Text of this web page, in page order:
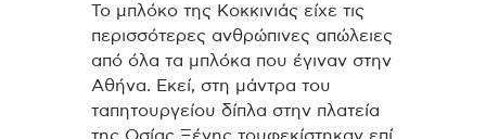
Το μπλόκο της Κοκκινιάς είχε τις
περισσότερες ανθρώπινες απώλειες
από όλα τα μπλόκα που έγιναν στην
Αθήνα. Εκεί, στη μάντρα του
ταπητουργείου δίπλα στην πλατεία